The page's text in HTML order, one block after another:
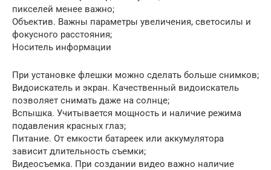
пикселей менее важно;
Объектив. Важны параметры увеличения, светосилы и
фокусного расстояния;
Носитель информации
При установке флешки можно сделать больше снимков;
Видоискатель и экран. Качественный видоискатель
позволяет снимать даже на солнце;
Вспышка. Учитывается мощность и наличие режима
подавления красных глаз;
Питание. От емкости батареек или аккумулятора
зависит длительность съемки;
Видеосъемка. При создании видео важно наличие